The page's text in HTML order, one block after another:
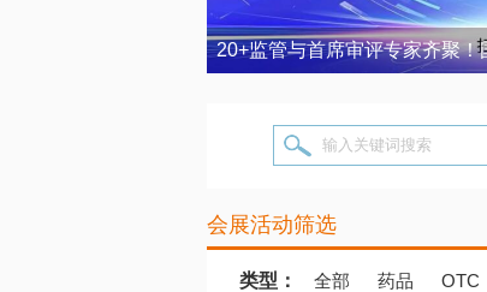
20+监管与首席审评专家齐聚！
输入关键词搜索
会展活动筛选
类型： 全部 药品 OTC